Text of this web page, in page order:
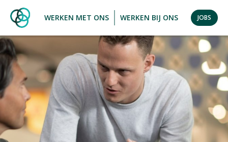
WERKEN MET ONS WERKEN BIJ ONS JOBS